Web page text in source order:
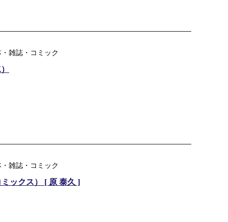
雑誌・コミック
雑誌・コミック
ックス） [ 原 泰久 ]